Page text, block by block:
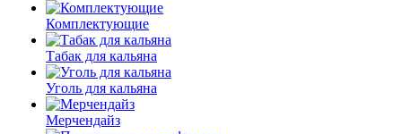
Комплектующие
Табак для кальяна
Уголь для кальяна
Мерчендайз